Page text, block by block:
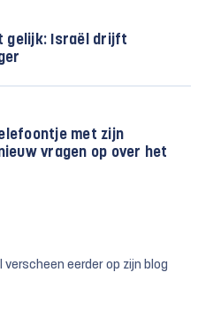
gelijk: Israël drijft
met zijn
vragen op over het
eerder op zijn blog